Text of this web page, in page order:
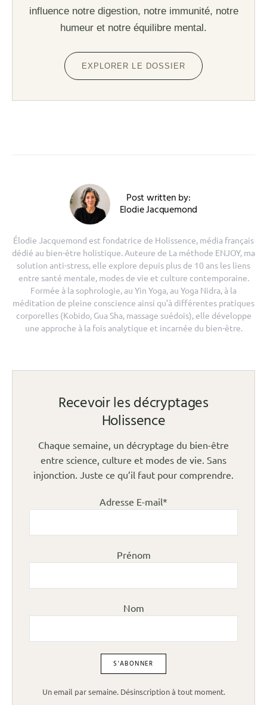
influence notre digestion, notre immunité, notre
humeur et notre équilibre mental.
EXPLORER LE DOSSIER
Post written by:
Elodie Jacquemond
Élodie Jacquemond est fondatrice de Holissence, média français
dédié au bien-être holistique. Auteure de La méthode ENJOY, ma
solution anti-stress, elle explore depuis plus de 10 ans les liens
entre santé mentale, modes de vie et culture contemporaine.
Formée à la sophrologie, au Yin Yoga, au Yoga Nidra, à la
méditation de pleine conscience ainsi qu’à différentes pratiques
corporelles (Kobido, Gua Sha, massage suédois), elle développe
une approche à la fois analytique et incarnée du bien-être.
Recevoir les décryptages
Holissence
Chaque semaine, un décryptage du bien-être
entre science, culture et modes de vie. Sans
injonction. Juste ce qu’il faut pour comprendre.
Adresse E-mail*
Prénom
Nom
Un email par semaine. Désinscription à tout moment.